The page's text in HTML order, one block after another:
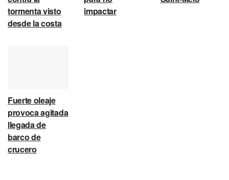
tormenta visto
desde la costa
impactar
Fuerte oleaje
provoca agitada
llegada de
barco de
crucero